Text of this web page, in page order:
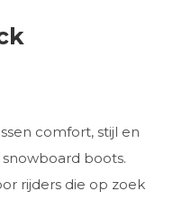
comfort, stijl en
snowboard boots.
rijders die op zoek